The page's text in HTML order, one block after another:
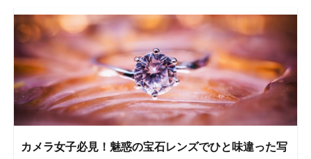
カメラ女子必見！魅惑の宝石レンズでひと味違った写